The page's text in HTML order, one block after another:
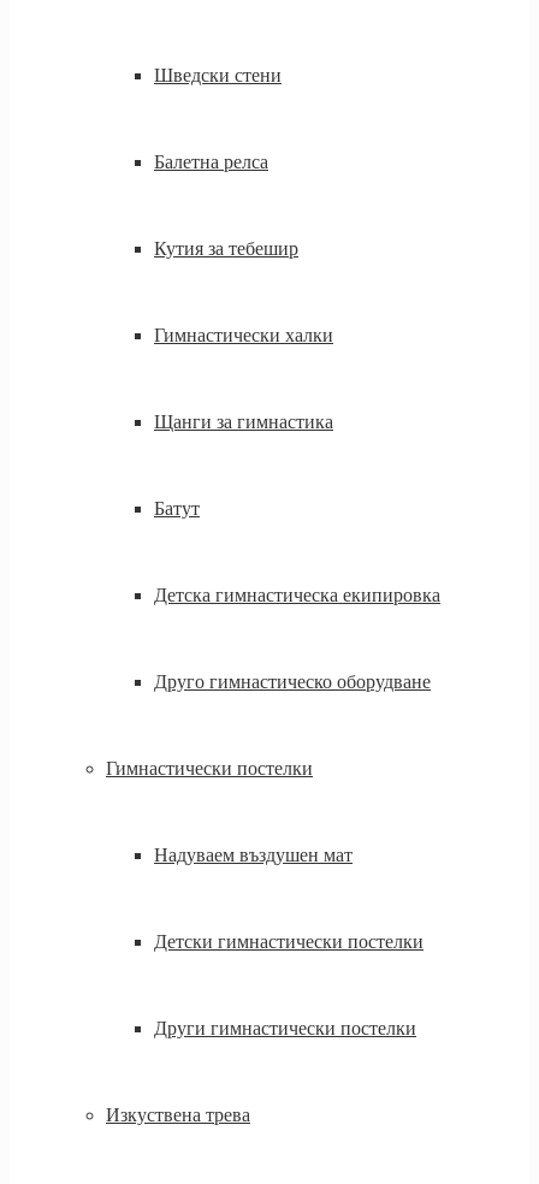
Шведски стени
Балетна релса
Кутия за тебешир
Гимнастически халки
Щанги за гимнастика
Батут
Детска гимнастическа екипировка
Друго гимнастическо оборудване
Гимнастически постелки
Надуваем въздушен мат
Детски гимнастически постелки
Други гимнастически постелки
Изкуствена трева